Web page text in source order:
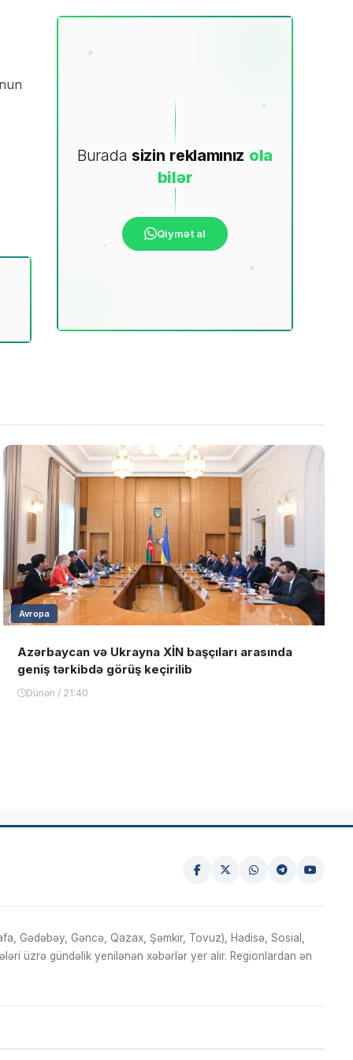
Burada sizin reklamınız ola
bilər
Qiymət al
Avropa
Azərbaycan və Ukrayna XİN başçıları arasında
geniş tərkibdə görüş keçirilib
Dünən / 21:40
Gədəbəy, Gəncə, Qazax, Şəmkir, Tovuz), Hadisə, Sosial,
üzrə gündəlik yenilənən xəbərlər yer alır. Regionlardan ən